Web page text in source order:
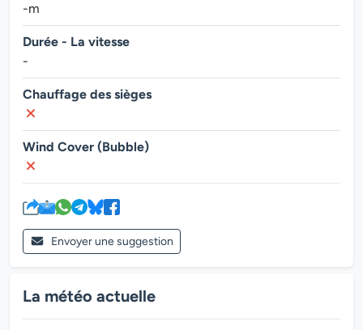
-m
Durée - La vitesse
-
Chauffage des sièges
Wind Cover (Bubble)
Envoyer une suggestion
La météo actuelle